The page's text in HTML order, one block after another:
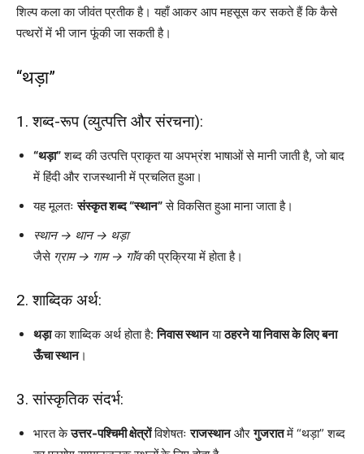
शिल्प कला का जीवंत प्रतीक है। यहाँ आकर आप महसूस कर सकते हैं कि कैसे
पत्थरों में भी जान फूंकी जा सकती है।
“थड़ा”
1. शब्द-रूप (व्युत्पत्ति और संरचना):
“थड़ा”शब्द की उत्पत्ति प्राकृत या अपभ्रंश भाषाओं से मानी जाती है, जो बाद
में हिंदी और राजस्थानी में प्रचलित हुआ।
यह मूलतःसंस्कृत शब्द “स्थान”से विकसित हुआ माना जाता है।
स्थान → थान → थड़ा
जैसे ग्राम → गाम → गाॅंवकी प्रक्रिया में होता है।
2. शाब्दिक अर्थ:
थड़ाका शाब्दिक अर्थ होता है:निवास स्थानयाठहरने या निवास के लिए बना
ऊँचा स्थान।
3. सांस्कृतिक संदर्भ:
भारत केउत्तर-पश्चिमी क्षेत्रोंविशेषतःराजस्थानऔरगुजरातमें “थड़ा” शब्द